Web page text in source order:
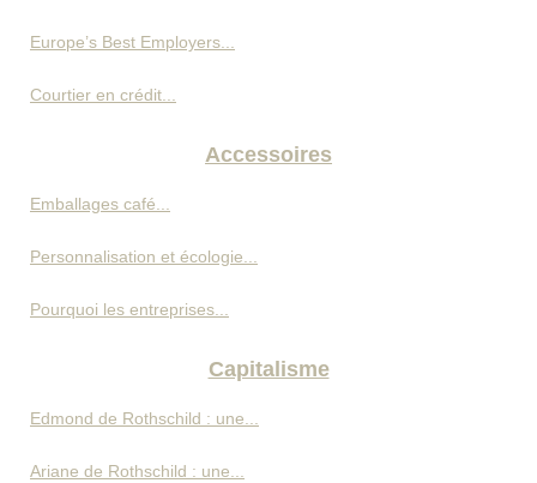
Europe’s Best Employers...
Courtier en crédit...
Accessoires
Emballages café...
Personnalisation et écologie...
Pourquoi les entreprises...
Capitalisme
Edmond de Rothschild : une...
Ariane de Rothschild : une...